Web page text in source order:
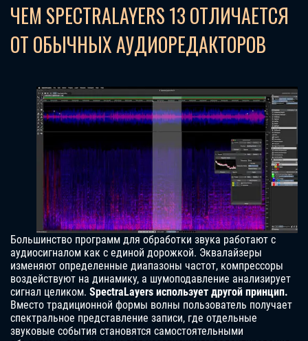
ЧЕМ SPECTRALAYERS 13 ОТЛИЧАЕТСЯ
ОТ ОБЫЧНЫХ АУДИОРЕДАКТОРОВ
Большинство программ для обработки звука работают с
аудиосигналом как с единой дорожкой. Эквалайзеры
изменяют определенные диапазоны частот, компрессоры
воздействуют на динамику, а шумоподавление анализирует
сигнал целиком. SpectraLayers использует другой принцип.
Вместо традиционной формы волны пользователь получает
спектральное представление записи, где отдельные
звуковые события становятся самостоятельными